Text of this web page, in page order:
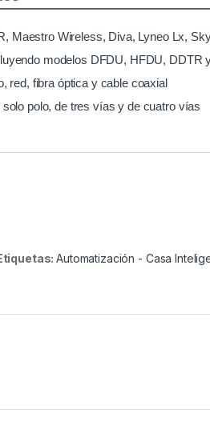
Maestro Wireless, Diva, Lyneo Lx,
modelos DFDU, HFDU, DDTR
red, fibra óptica y cable coaxial
polo, de tres vías y de cuatro vías
Automatización - Casa